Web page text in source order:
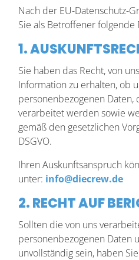
Nach der EU-Datenschutz-
Sie als Betroffener folgende
1.
Sie haben das Recht, von
Information zu erhalten, ob
personenbezogenen Daten,
verarbeitet werden sowie
gemäß den gesetzlichen
DSGVO.
Ihren Auskunftsanspruch
unter: info@diecrew.de
2. RECHT AUF
Sollten die von uns
personenbezogenen Daten
unvollständig sein, haben